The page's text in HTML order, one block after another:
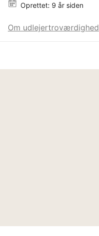
Oprettet: 9 år siden
Om udlejertroværdighed